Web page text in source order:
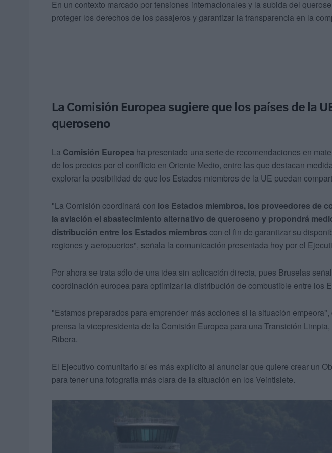
En un contexto marcado por tensiones internacionales y la subida del
proteger los derechos de los pasajeros y garantizar la transparencia en la
La Comisión Europea sugiere que los países de la
queroseno
La Comisión Europea ha presentado una serie de recomendaciones en
de los precios por el conflicto en Oriente Medio, entre las que destacan
explorar la posibilidad de que los Estados miembros de la UE puedan
"La Comisión coordinará con los Estados miembros, los proveedores de
la aviación el abastecimiento alternativo de queroseno y propondrá
distribución entre los Estados miembros con el fin de garantizar su
regiones y aeropuertos", señala la comunicación presentada hoy por el
Por ahora se trata sólo de una idea sin aplicación directa, pues Bruselas
coordinación europea para optimizar la distribución de combustible entre los
"Estamos preparados para emprender más acciones si la situación
prensa la vicepresidenta de la Comisión Europea para una Transición
Ribera.
El Ejecutivo comunitario sí es más explícito al anunciar que quiere crear un
para tener una fotografía más clara de la situación en los Veintisiete.